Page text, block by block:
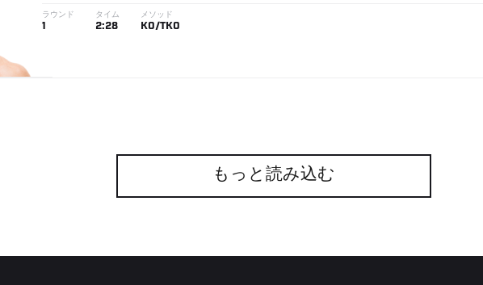
ラウンド
1
タイム
2:28
メソッド
KO/TKO
もっと読み込む